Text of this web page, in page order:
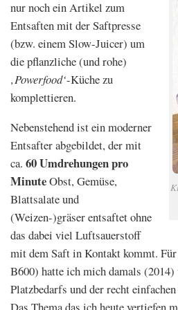
nur noch ein Artikel zum
Entsaften mit der Saftpresse
(bzw. einem Slow-Juicer) um
die pflanzliche (und rohe)
‚Powerfood‘-Küche zu
komplettieren.
Nebenstehend ist ein moderner
Entsafter abgebildet, der mit
ca. 60 Umdrehungen pro
MinuteObst, Gemüse,
Blattsalate und
(Weizen-)gräser entsaftet ohne
das dabei viel Luftsauerstoff
mit dem Saft in Kontakt kommt.
B600) hatte ich mich damals (2014)
Platzbedarfs und der recht